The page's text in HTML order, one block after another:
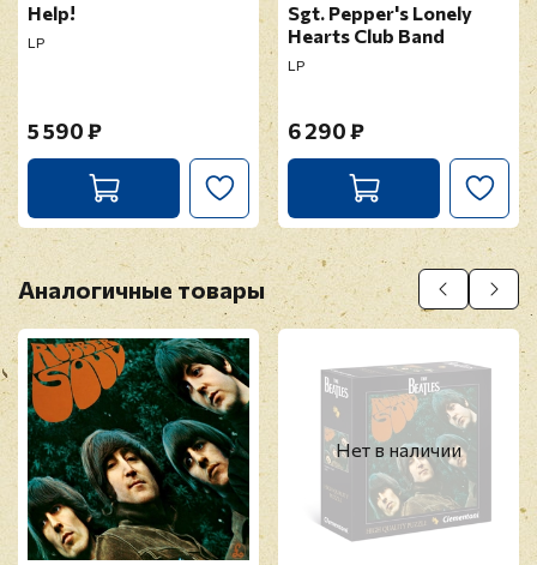
Help!
LP
5 590 ₽
Sgt. Pepper's Lonely
Hearts Club Band
LP
6 290 ₽
Аналогичные товары
Нет в наличии